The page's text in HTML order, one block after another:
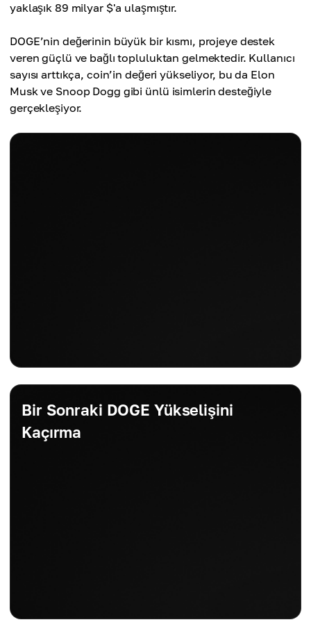
yaklaşık 89 milyar $'a ulaşmıştır.
DOGE’nin değerinin büyük bir kısmı, projeye destek
veren güçlü ve bağlı topluluktan gelmektedir. Kullanıcı
sayısı arttıkça, coin’in değeri yükseliyor, bu da Elon
Musk ve Snoop Dogg gibi ünlü isimlerin desteğiyle
gerçekleşiyor.
Bir Sonraki DOGE Yükselişini
Kaçırma